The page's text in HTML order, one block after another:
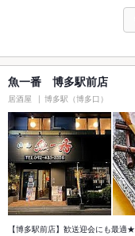
魚一番 博多駅前店
居酒屋 博多駅（博多口）
【博多駅前店】歓送迎会にも最適★